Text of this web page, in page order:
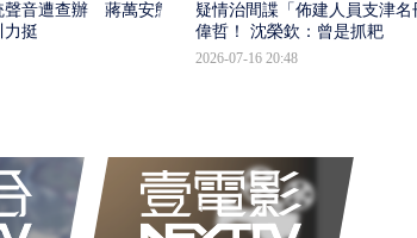
聲音遭查辦 蔣萬安態
力挺
疑情治間諜「佈建人員支津名
偉哲！ 沈榮欽：曾是抓耙
2026-07-16 20:48